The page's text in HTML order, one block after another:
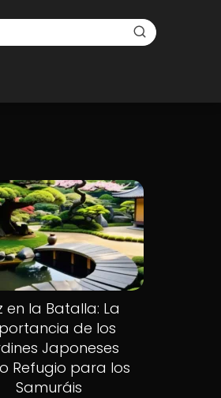
en la Batalla: La
de los
Japoneses
Refugio para los
Samuráis